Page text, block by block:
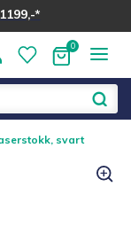
*
svart